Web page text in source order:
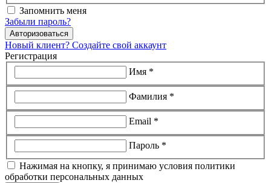
Запомнить меня
Забыли пароль?
Авторизоваться
Новый клиент? Создайте свой аккаунт
Регистрация
Имя *
Фамилия *
Email *
Пароль *
Нажимая на кнопку, я принимаю условия политики
обработки персональных данных